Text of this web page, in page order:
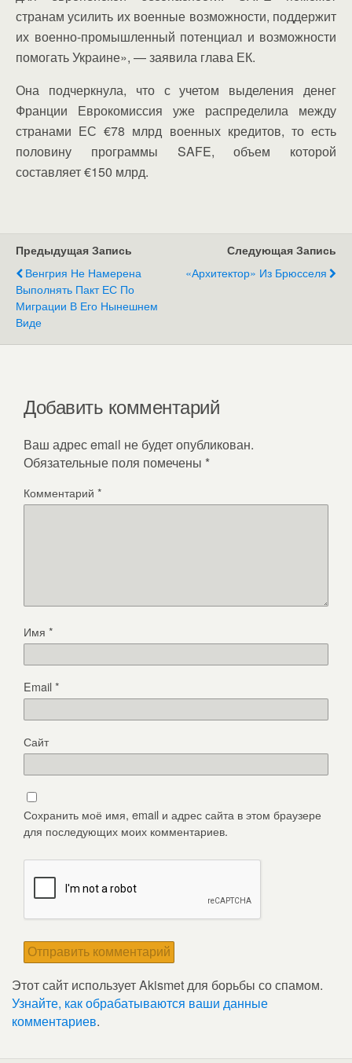
странам усилить их военные возможности, поддержит
их военно-промышленный потенциал и возможности
помогать Украине», — заявила глава ЕК.
Она подчеркнула, что с учетом выделения денег
Франции Еврокомиссия уже распределила между
странами ЕС €78 млрд военных кредитов, то есть
половину программы SAFE, объем которой
составляет €150 млрд.
Предыдущая Запись
Венгрия Не Намерена
Выполнять Пакт ЕС По
Миграции В Его Нынешнем
Виде
Следующая Запись
«Архитектор» Из Брюсселя
Добавить комментарий
Ваш адрес email не будет опубликован.
Обязательные поля помечены *
Комментарий *
Имя *
Email*
Сайт
Сохранить моё имя, email и адрес сайта в этом браузере
для последующих моих комментариев.
Этот сайт использует Akismet для борьбы со спамом.
Узнайте, как обрабатываются ваши данные
комментариев.